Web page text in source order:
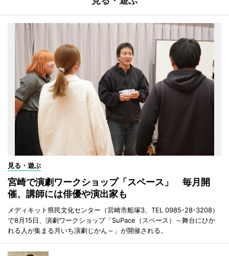
見る・遊ぶ
宮崎で演劇ワークショップ「スペース」 毎月開
催、講師には俳優や演出家も
メディキット県民文化センター（宮崎市船塚3、TEL 0985-28-3208）
で8月15日、演劇ワークショップ「SuPace（スペース）～舞台にひか
れる人が集まる月いち演劇じかん～」が開催される。